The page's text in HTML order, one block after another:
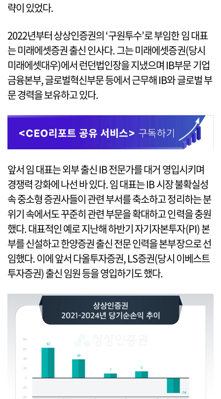
략이 있었다.
2022년부터 상상인증권의 ‘구원투수’로 부임한 임 대표
는 미래에셋증권 출신 인사다. 그는 미래에셋증권(당시
미래에셋대우)에서 런던법인장을 지냈으며 IB부문 기업
금융본부, 글로벌혁신부문 등에서 근무해 IB와 글로벌 부
문 경력을 보유하고 있다.
앞서 임 대표는 외부 출신 IB 전문가를 대거 영입시키며
경쟁력 강화에 나선 바 있다. 임 대표는 IB 시장 불확실성
속 중소형 증권사들이 관련 부서를 축소하고 정리하는 분
위기 속에서도 꾸준히 관련 부문을 확대하고 인력을 충원
했다. 대표적인 예로 지난해 하반기 자기자본투자(PI) 본
부를 신설하고 한양증권 출신 전문 인력을 본부장으로 선
임했다. 이에 앞서 다올투자증권, LS증권(당시 이베스트
투자증권) 출신 임원 등을 영입하기도 했다.